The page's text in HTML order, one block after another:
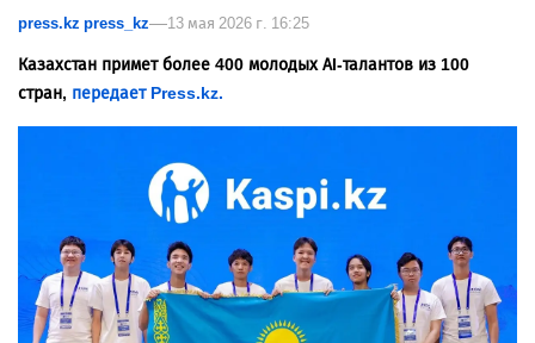
press.kz press_kz 13 мая 2026 г. 16:25
Казахстан примет более 400 молодых AI-талантов из 100
стран, передает Press.kz.